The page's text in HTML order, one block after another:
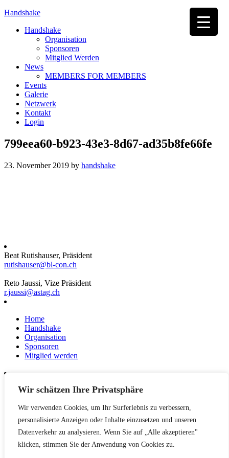
Wir schätzen Ihre Privatsphäre
Wir verwenden Cookies, um Ihr Surferlebnis zu verbessern,
personalisierte Anzeigen oder Inhalte einzusetzen und unseren
Datenverkehr zu analysieren. Wenn Sie auf „Alle akzeptieren"
klicken, stimmen Sie der Anwendung von Cookies zu.
Handshake
Handshake
Organisation
Sponsoren
Mitglied Werden
News
MEMBERS FOR MEMBERS
Events
Galerie
Netzwerk
Kontakt
Login
799eea60-b923-43e3-8d67-ad35b8fe66fe
23. November 2019 by handshake
Beat Rutishauser, Präsident
rutishauser@bl-con.ch
Reto Jaussi, Vize Präsident
r.jaussi@astag.ch
Home
Handshake
Organisation
Sponsoren
Mitglied werden
News
Netzwerk
Kontakt